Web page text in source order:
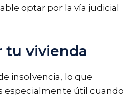
optar por la vía judicial
tu vivienda
insolvencia, lo que
especialmente útil cuando